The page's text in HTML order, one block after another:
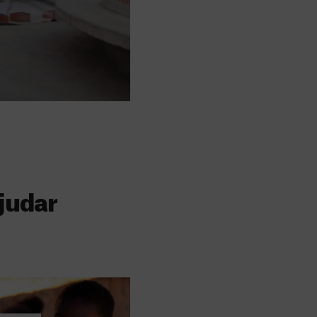
cuidados médicos